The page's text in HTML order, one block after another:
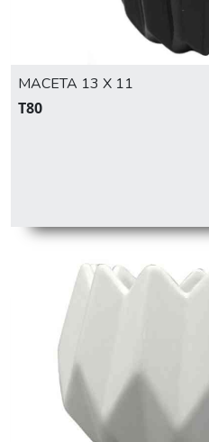
MACETA 13 X 11
T80